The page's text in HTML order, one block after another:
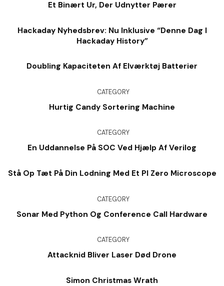
Et Binært Ur, Der Udnytter Pærer
Hackaday Nyhedsbrev: Nu Inklusive “denne Dag I
Hackaday History”
Doubling Kapaciteten Af ​​elværktøj Batterier
CATEGORY
Hurtig Candy Sortering Machine
CATEGORY
En Uddannelse På SOC Ved Hjælp Af Verilog
Stå Op Tæt På Din Lodning Med Et PI Zero Microscope
CATEGORY
Sonar Med Python Og Conference Call Hardware
CATEGORY
Attacknid Bliver Laser Død Drone
Simon Christmas Wrath